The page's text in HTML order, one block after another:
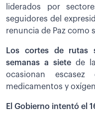
liderados por
seguidores del
renuncia de Paz como
Los cortes de rutas
semanas a siete de
ocasionan escasez
medicamentos y
El Gobierno intentó el